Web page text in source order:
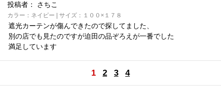
投稿者： さちこ
カラー：ネイビー | サイズ：１００×１７８
遮光カーテンが傷んできたので探してました、
別の店でも見たのですが迫田の品ぞろえが一番でした
満足しています
1 2 3 4